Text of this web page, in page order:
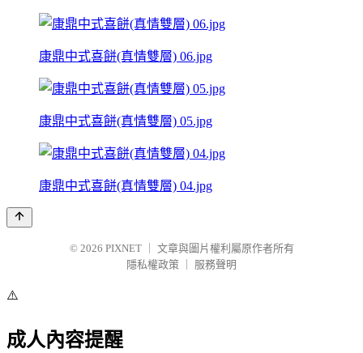
康鼎中式喜餅(真情雙層) 06.jpg
康鼎中式喜餅(真情雙層) 05.jpg
康鼎中式喜餅(真情雙層) 04.jpg
© 2026 PIXNET
文章與圖片權利屬原作者所有
隱私權政策
服務聲明
⚠️
成人內容提醒